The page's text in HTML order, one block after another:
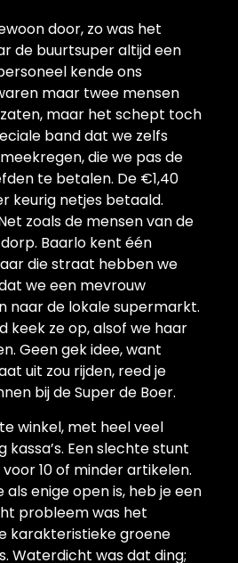
door, zo was het
de buurtsuper altijd een
kende ons
maar twee mensen
maar het schept toch
band dat we zelfs
die we pas de
te betalen. De €1,40
keurig netjes betaald.
zoals de mensen van de
Baarlo kent één
die straat hebben we
we een mevrouw
naar de lokale supermarkt.
keek ze op, alsof we haar
Geen gek idee, want
uit zou rijden, reed je
bij de Super de Boer.
winkel, met heel veel
kassa’s. Een slechte stunt
10 of minder artikelen.
enige open is, heb je een
probleem was het
karakteristieke groene
Waterdicht was dat ding;